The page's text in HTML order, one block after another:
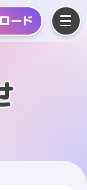
ード